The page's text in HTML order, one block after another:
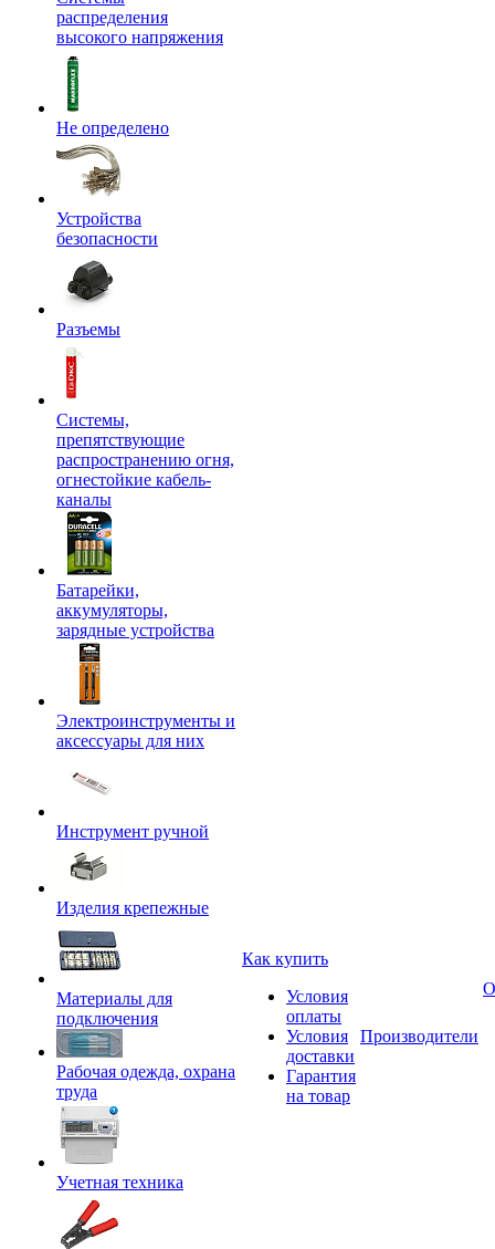
распределения
высокого напряжения
Не определено
Устройства
безопасности
Разъемы
Системы,
препятствующие
распространению огня,
огнестойкие кабель-
каналы
Батарейки,
аккумуляторы,
зарядные устройства
Электроинструменты и
аксессуары для них
Инструмент ручной
Изделия крепежные
Материалы для
подключения
Рабочая одежда, охрана
труда
Учетная техника
Как купить
Условия
оплаты
Условия
доставки
Гарантия
на товар
Производители